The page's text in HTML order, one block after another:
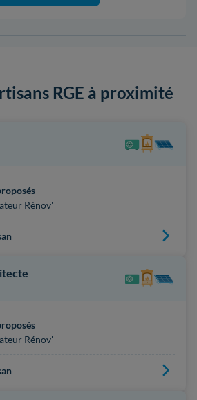
RGE à proximité
Rénov'
Rénov'